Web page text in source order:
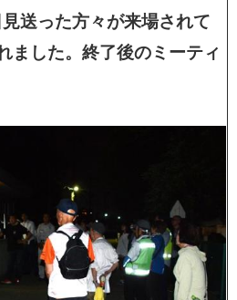
送った方々が来場されて
ました。終了後のミーティ